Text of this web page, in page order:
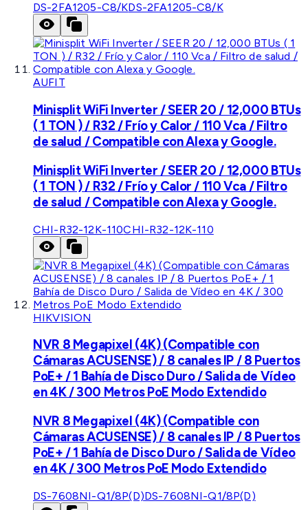
DS-2FA1205-C8/KDS-2FA1205-C8/K
AUFIT
Minisplit WiFi Inverter / SEER 20 / 12,000 BTUs
( 1 TON ) / R32 / Frío y Calor / 110 Vca / Filtro
de salud / Compatible con Alexa y Google.
Minisplit WiFi Inverter / SEER 20 / 12,000 BTUs
( 1 TON ) / R32 / Frío y Calor / 110 Vca / Filtro
de salud / Compatible con Alexa y Google.
CHI-R32-12K-110CHI-R32-12K-110
HIKVISION
NVR 8 Megapixel (4K) (Compatible con
Cámaras ACUSENSE) / 8 canales IP / 8 Puertos
PoE+ / 1 Bahía de Disco Duro / Salida de Vídeo
en 4K / 300 Metros PoE Modo Extendido
NVR 8 Megapixel (4K) (Compatible con
Cámaras ACUSENSE) / 8 canales IP / 8 Puertos
PoE+ / 1 Bahía de Disco Duro / Salida de Vídeo
en 4K / 300 Metros PoE Modo Extendido
DS-7608NI-Q1/8P(D)DS-7608NI-Q1/8P(D)